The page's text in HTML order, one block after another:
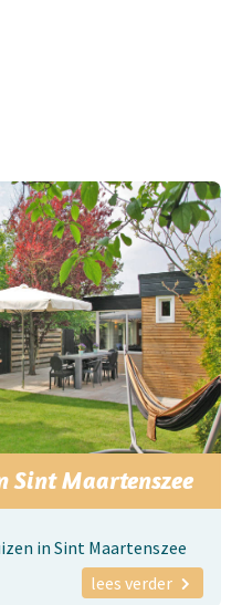
Sint Maartenszee
in Sint Maartenszee
lees verder